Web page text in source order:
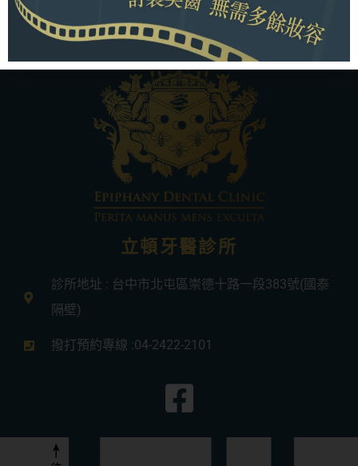
立頓牙醫診所
診所地址 : 台中市北屯區崇德十路一段383號(國泰
隔壁)
撥打預約專線 :04-2422-2101